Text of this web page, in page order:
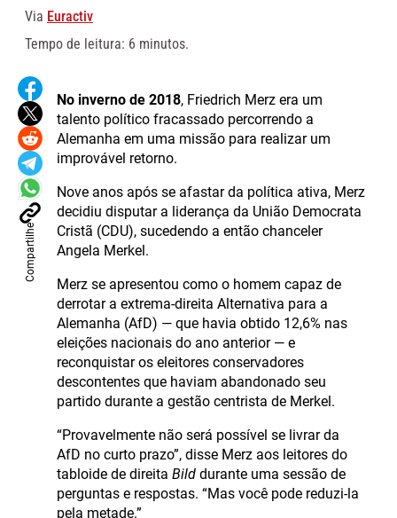
Via Euractiv
Tempo de leitura: 6 minutos.
Compartilhe
No inverno de 2018, Friedrich Merz era um
talento político fracassado percorrendo a
Alemanha em uma missão para realizar um
improvável retorno.
Nove anos após se afastar da política ativa, Merz
decidiu disputar a liderança da União Democrata
Cristã (CDU), sucedendo a então chanceler
Angela Merkel.
Merz se apresentou como o homem capaz de
derrotar a extrema-direita Alternativa para a
Alemanha (AfD) — que havia obtido 12,6% nas
eleições nacionais do ano anterior — e
reconquistar os eleitores conservadores
descontentes que haviam abandonado seu
partido durante a gestão centrista de Merkel.
“Provavelmente não será possível se livrar da
AfD no curto prazo”, disse Merz aos leitores do
tabloide de direita Bild durante uma sessão de
perguntas e respostas. “Mas você pode reduzi-la
pela metade.”